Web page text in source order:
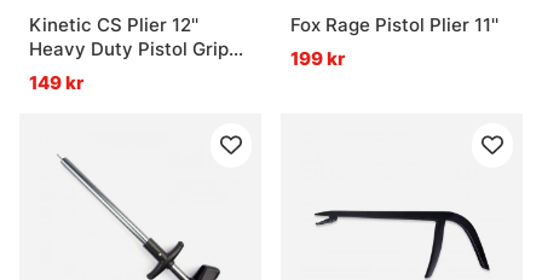
Kinetic CS Plier 12''
Heavy Duty Pistol Grip
Blue/Black
149 kr
Fox Rage Pistol Plier 11''
199 kr